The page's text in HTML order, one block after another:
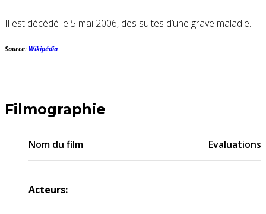
Il est décédé le 5 mai 2006, des suites d’une grave maladie.
Source: Wikipédia
Filmographie
Nom du film Evaluations
Acteurs: